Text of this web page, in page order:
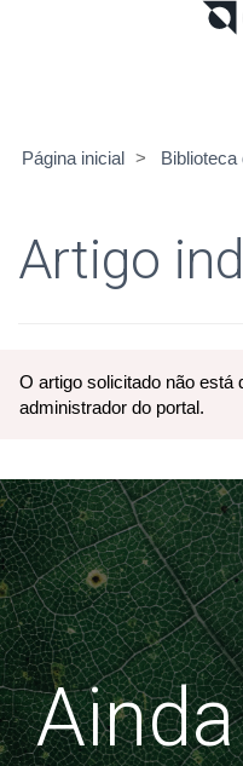
Página inicial
Biblioteca
Artigo
O artigo solicitado não
administrador do portal.